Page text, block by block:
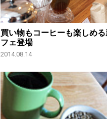
買い物もコーヒーも楽しめる
フェ登場
2014.08.14